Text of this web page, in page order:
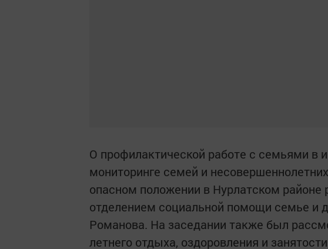
О профилактической работе с семьями в
мониторинге семей и
опасном положении в Нурлатском
отделением социальной помощи семье и
Романова. На заседании также был
летнего отдыха, оздоровления и